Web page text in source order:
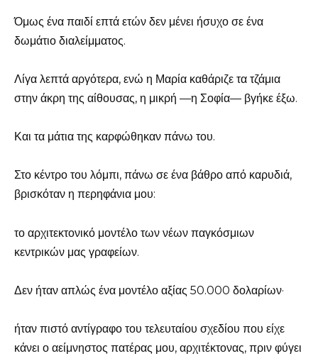
Όμως ένα παιδί επτά ετών δεν μένει ήσυχο σε ένα
δωμάτιο διαλείμματος.
Λίγα λεπτά αργότερα, ενώ η Μαρία καθάριζε τα τζάμια
στην άκρη της αίθουσας, η μικρή —η Σοφία— βγήκε έξω.
Και τα μάτια της καρφώθηκαν πάνω του.
Στο κέντρο του λόμπι, πάνω σε ένα βάθρο από καρυδιά,
βρισκόταν η περηφάνια μου:
το αρχιτεκτονικό μοντέλο των νέων παγκόσμιων
κεντρικών μας γραφείων.
Δεν ήταν απλώς ένα μοντέλο αξίας 50.000 δολαρίων·
ήταν πιστό αντίγραφο του τελευταίου σχεδίου που είχε
κάνει ο αείμνηστος πατέρας μου, αρχιτέκτονας, πριν φύγει